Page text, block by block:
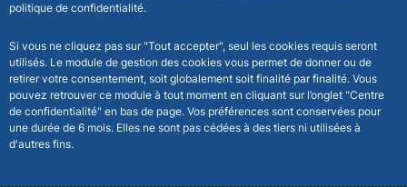
politique de confidentialité.
Si vous ne cliquez pas sur "Tout accepter", seul les cookies requis seront
utilisés. Le module de gestion des cookies vous permet de donner ou de
retirer votre consentement, soit globalement soit finalité par finalité. Vous
pouvez retrouver ce module à tout moment en cliquant sur l’onglet "Centre
de confidentialité" en bas de page. Vos préférences sont conservées pour
une durée de 6 mois. Elles ne sont pas cédées à des tiers ni utilisées à
d'autres fins.